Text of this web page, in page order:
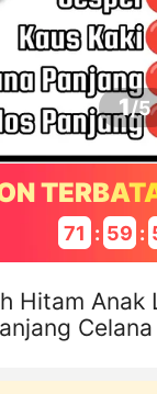
1/5
71 : 59 :
Hitam Anak